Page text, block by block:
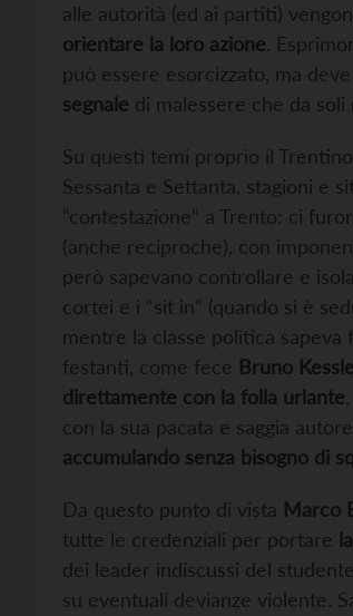
alle autorità (ed ai partiti)
orientare la loro azione.
può essere esorcizzato, ma
segnale di malessere che da
Su questi temi proprio il
Sessanta e Settanta, stagioni e
“contestazione” a Trento: ci
(anche reciproche), con
però sapevano controllare e
cortei e i “sit in” (quando si è
mentre la classe politica
festanti, come fece Bruno
direttamente con la folla urlante
con la sua pacata e saggia
accumulando senza bisogno di
Da questo punto di vista Marco
tutte le credenziali per portare
dei leader indiscussi del
su eventuali devianze violente.